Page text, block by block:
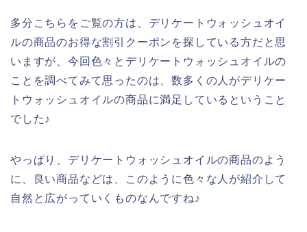
多分こちらをご覧の方は、デリケートウォッシュオイ
ルの商品のお得な割引クーポンを探している方だと思
いますが、今回色々とデリケートウォッシュオイルの
ことを調べてみて思ったのは、数多くの人がデリケー
トウォッシュオイルの商品に満足しているということ
でした♪
やっぱり、デリケートウォッシュオイルの商品のよう
に、良い商品などは、このように色々な人が紹介して
自然と広がっていくものなんですね♪